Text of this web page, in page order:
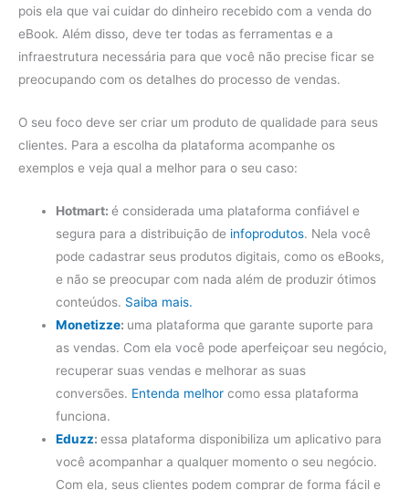
pois ela que vai cuidar do dinheiro recebido com a venda do
eBook. Além disso, deve ter todas as ferramentas e a
infraestrutura necessária para que você não precise ficar se
preocupando com os detalhes do processo de vendas.
O seu foco deve ser criar um produto de qualidade para seus
clientes. Para a escolha da plataforma acompanhe os
exemplos e veja qual a melhor para o seu caso:
Hotmart:é considerada uma plataforma confiável e
segura para a distribuição de infoprodutos. Nela você
pode cadastrar seus produtos digitais, como os eBooks,
e não se preocupar com nada além de produzir ótimos
conteúdos. Saiba mais.
Monetizze: uma plataforma que garante suporte para
as vendas. Com ela você pode aperfeiçoar seu negócio,
recuperar suas vendas e melhorar as suas
conversões. Entenda melhor como essa plataforma
funciona.
Eduzz:essa plataforma disponibiliza um aplicativo para
você acompanhar a qualquer momento o seu negócio.
Com ela, seus clientes podem comprar de forma fácil e